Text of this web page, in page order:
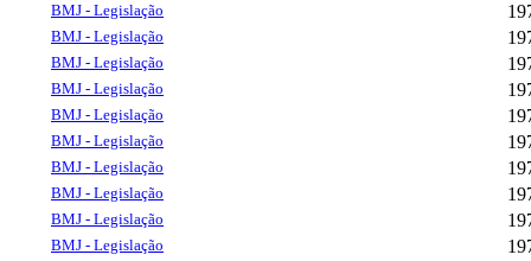
BMJ - Legislação
BMJ - Legislação
BMJ - Legislação
BMJ - Legislação
BMJ - Legislação
BMJ - Legislação
BMJ - Legislação
BMJ - Legislação
BMJ - Legislação
BMJ - Legislação